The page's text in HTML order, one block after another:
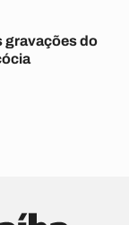
gravações do